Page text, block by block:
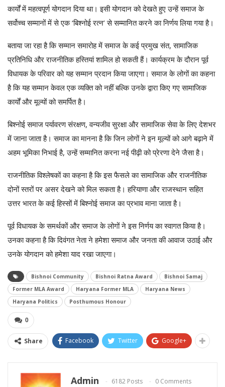
कार्यों में महत्वपूर्ण योगदान दिया था। इसी योगदान को देखते हुए उन्हें समाज के
सर्वोच्च सम्मानों में से एक ‘बिश्नोई रत्न’ से सम्मानित करने का निर्णय लिया गया है।
बताया जा रहा है कि सम्मान समारोह में समाज के कई प्रमुख संत, सामाजिक
प्रतिनिधि और राजनीतिक हस्तियां शामिल हो सकती हैं। कार्यक्रम के दौरान पूर्व
विधायक के परिवार को यह सम्मान प्रदान किया जाएगा। समाज के लोगों का कहना
है कि यह सम्मान केवल एक व्यक्ति को नहीं बल्कि उनके द्वारा किए गए सामाजिक
कार्यों और मूल्यों को समर्पित है।
बिश्नोई समाज पर्यावरण संरक्षण, वन्यजीव सुरक्षा और सामाजिक सेवा के लिए देशभर
में जाना जाता है। समाज का मानना है कि जिन लोगों ने इन मूल्यों को आगे बढ़ाने में
अहम भूमिका निभाई है, उन्हें सम्मानित करना नई पीढ़ी को प्रेरणा देने जैसा है।
राजनीतिक विश्लेषकों का कहना है कि इस फैसले का सामाजिक और राजनीतिक
दोनों स्तरों पर असर देखने को मिल सकता है। हरियाणा और राजस्थान सहित
उत्तर भारत के कई हिस्सों में बिश्नोई समाज का प्रभाव माना जाता है।
पूर्व विधायक के समर्थकों और समाज के लोगों ने इस निर्णय का स्वागत किया है।
उनका कहना है कि दिवंगत नेता ने हमेशा समाज और जनता की आवाज उठाई और
उनके योगदान को हमेशा याद रखा जाएगा।
Bishnoi Community Bishnoi Ratna Award
Bishnoi Samaj
Former MLA Award
Haryana Former MLA
Haryana News
Haryana Politics
Posthumous Honour
0
Share Facebook Twitter Google+
Admin 6182 Posts 0 Comments